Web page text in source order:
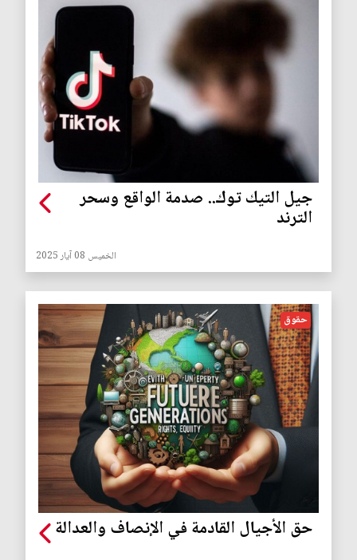
جيل التيك توك.. صدمة الواقع وسحر
الترند
الخميس 08 آيار 2025
حقوق
حق الأجيال القادمة في الإنصاف والعدالة